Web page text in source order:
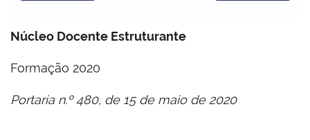
Núcleo Docente Estruturante
Formação 2020
Portaria n.º 480, de 15 de maio de 2020